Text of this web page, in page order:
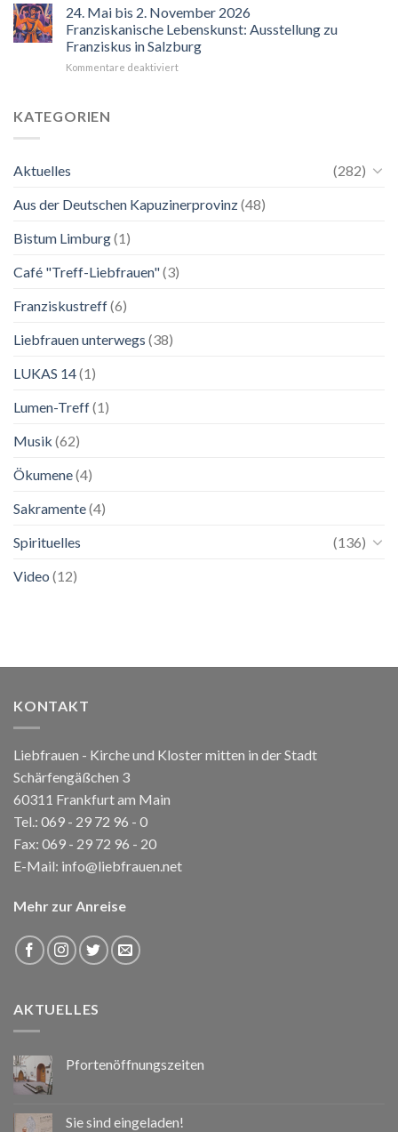
hilft
Blick
auf
Maria.
24. Mai bis 2. November 2026
Franziskanische Lebenskunst: Ausstellung zu
Franziskus in Salzburg
Kommentare deaktiviertfür
Ausstellung
KATEGORIEN
Aktuelles
(282)
Aus der Deutschen Kapuzinerprovinz(48)
Bistum Limburg(1)
Café "Treff-Liebfrauen"(3)
Franziskustreff(6)
Liebfrauen unterwegs (38)
LUKAS 14(1)
Lumen-Treff(1)
Musik (62)
Ökumene(4)
Sakramente(4)
Spirituelles
(136)
Video (12)
KONTAKT
Liebfrauen - Kirche und Kloster mitten in der Stadt
Schärfengäßchen 3
60311 Frankfurt am Main
Tel.: 069 - 29 72 96 - 0
Fax: 069 - 29 72 96 - 20
E-Mail: info@liebfrauen.net
Mehr zur Anreise
AKTUELLES
Pfortenöffnungszeiten
Sie sind eingeladen!